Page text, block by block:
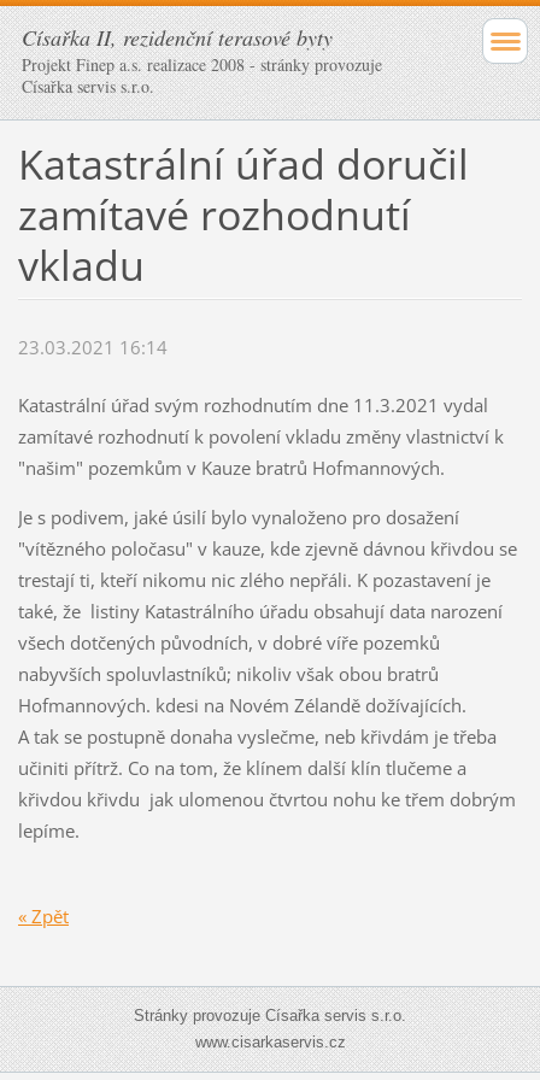
Císařka II, rezidenční terasové byty
Projekt Finep a.s. realizace 2008 - stránky provozuje
Císařka servis s.r.o.
Katastrální úřad doručil
zamítavé rozhodnutí
vkladu
23.03.2021 16:14
Katastrální úřad svým rozhodnutím dne 11.3.2021 vydal
zamítavé rozhodnutí k povolení vkladu změny vlastnictví k
"našim" pozemkům v Kauze bratrů Hofmannových.
Je s podivem, jaké úsilí bylo vynaloženo pro dosažení
"vítězného poločasu" v kauze, kde zjevně dávnou křivdou se
trestají ti, kteří nikomu nic zlého nepřáli. K pozastavení je
také, že listiny Katastrálního úřadu obsahují data narození
všech dotčených původních, v dobré víře pozemků
nabyvších spoluvlastníků; nikoliv však obou bratrů
Hofmannových. kdesi na Novém Zélandě dožívajících.
A tak se postupně donaha vyslečme, neb křivdám je třeba
učiniti přítrž. Co na tom, že klínem další klín tlučeme a
křivdou křivdu jak ulomenou čtvrtou nohu ke třem dobrým
lepíme.
« Zpět
Stránky provozuje Císařka servis s.r.o.
www.cisarkaservis.cz